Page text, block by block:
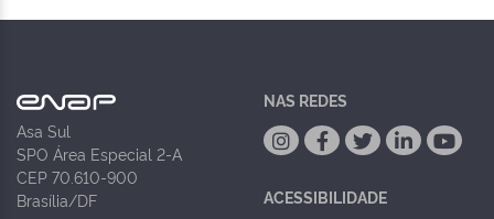
Asa Sul
SPO Área Especial 2-A
CEP 70.610-900
Brasília/DF
NAS REDES
ACESSIBILIDADE